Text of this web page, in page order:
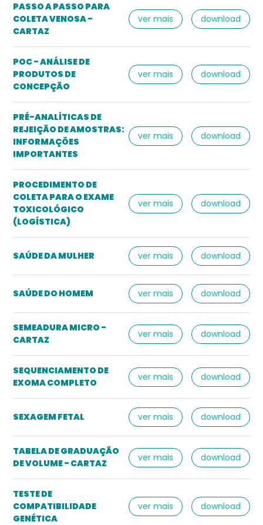
PASSO A PASSO PARA
COLETA VENOSA -
CARTAZ
ver mais download
POC - ANÁLISE DE
PRODUTOS DE
CONCEPÇÃO
ver mais download
PRÉ-ANALÍTICAS DE
REJEIÇÃO DE AMOSTRAS:
INFORMAÇÕES
IMPORTANTES
ver mais download
PROCEDIMENTO DE
COLETA PARA O EXAME
TOXICOLÓGICO
(LOGÍSTICA)
ver mais download
SAÚDE DA MULHER ver mais download
SAÚDE DO HOMEM ver mais download
SEMEADURA MICRO -
CARTAZ
ver mais download
SEQUENCIAMENTO DE
EXOMA COMPLETO
ver mais download
SEXAGEM FETAL ver mais download
TABELA DE GRADUAÇÃO
DE VOLUME - CARTAZ
ver mais download
TESTE DE
COMPATIBILIDADE
GENÉTICA
ver mais download